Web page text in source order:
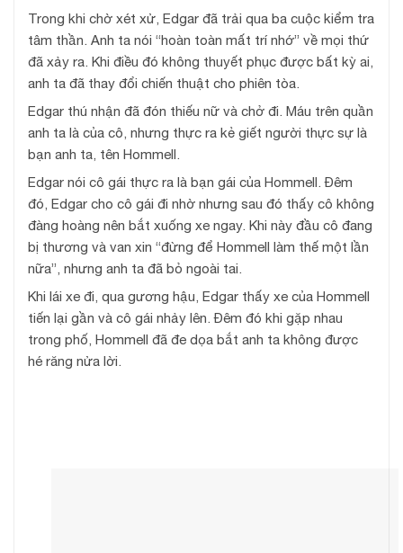
Trong khi chờ xét xử, Edgar đã trải qua ba cuộc kiểm tra
tâm thần. Anh ta nói “hoàn toàn mất trí nhớ” về mọi thứ
đã xảy ra. Khi điều đó không thuyết phục được bất kỳ ai,
anh ta đã thay đổi chiến thuật cho phiên tòa.
Edgar thú nhận đã đón thiếu nữ và chở đi. Máu trên quần
anh ta là của cô, nhưng thực ra kẻ giết người thực sự là
bạn anh ta, tên Hommell.
Edgar nói cô gái thực ra là bạn gái của Hommell. Đêm
đó, Edgar cho cô gái đi nhờ nhưng sau đó thấy cô không
đàng hoàng nên bắt xuống xe ngay. Khi này đầu cô đang
bị thương và van xin “đừng để Hommell làm thế một lần
nữa”, nhưng anh ta đã bỏ ngoài tai.
Khi lái xe đi, qua gương hậu, Edgar thấy xe của Hommell
tiến lại gần và cô gái nhảy lên. Đêm đó khi gặp nhau
trong phố, Hommell đã đe dọa bắt anh ta không được
hé răng nửa lời.